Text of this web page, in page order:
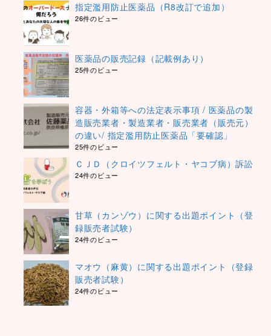
指定濫用防止医薬品（R8改訂で追加）
26件のビュー
医薬品の販売記録（記載例あり）
25件のビュー
容器・外箱等への法定表示事項 / 医薬品の製
造販売業者・製造業者・販売業者（販売元）
の違い/ 指定濫用防止医薬品「要確認」
25件のビュー
ＣＪＤ（クロイツフェルト・ヤコブ病）訴訟
24件のビュー
甘草（カンゾウ）に関する出題ポイント（登
録販売者試験）
24件のビュー
マオウ（麻黄）に関する出題ポイント（登録
販売者試験）
24件のビュー